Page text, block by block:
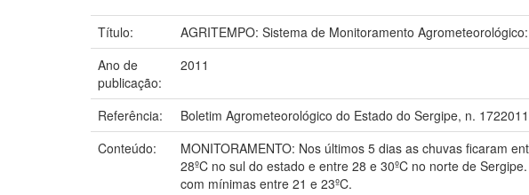
Título:
AGRITEMPO: Sistema de Monitoramento
Ano de
publicação:
2011
Referência:
Boletim Agrometeorológico do Estado do Sergipe, n.
Conteúdo:
MONITORAMENTO: Nos últimos 5 dias as chuvas ficaram
28ºC no sul do estado e entre 28 e 30ºC no norte de
com mínimas entre 21 e 23ºC.